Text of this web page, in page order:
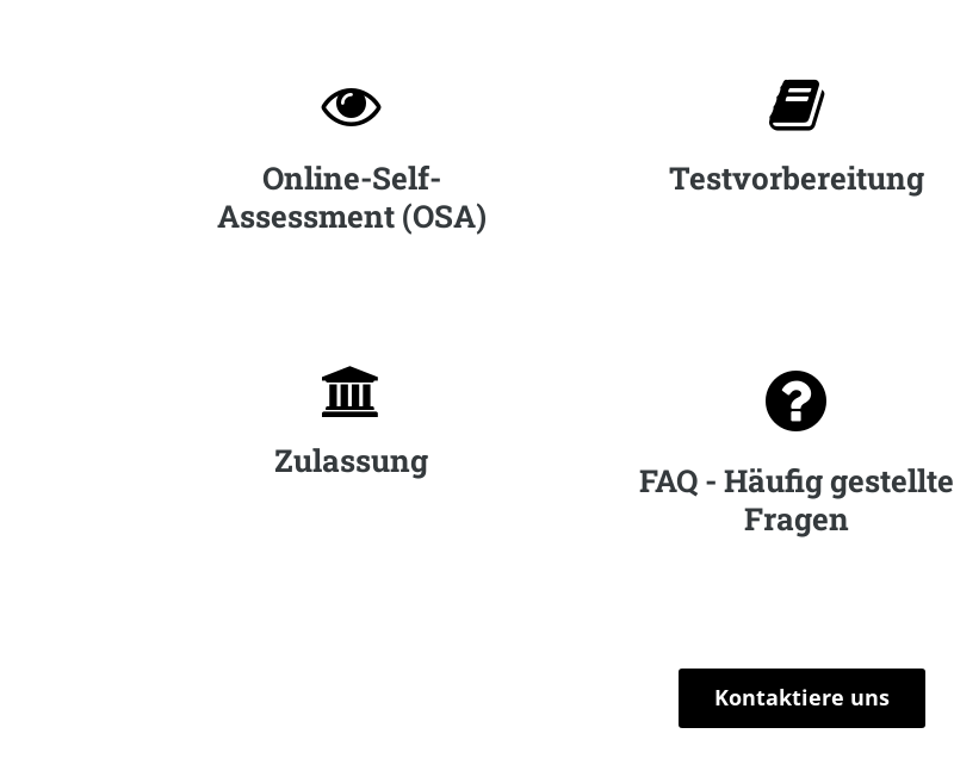

Online-Self-
Assessment (OSA)

Testvorbereitung

Zulassung

FAQ - Häufig gestellte
Fragen
Kontaktiere uns